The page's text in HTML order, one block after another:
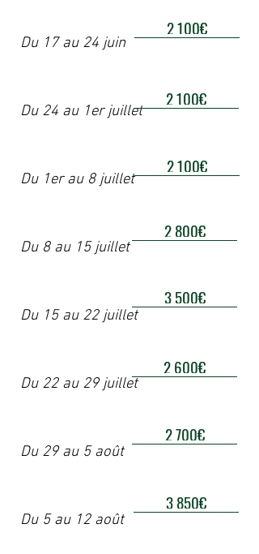
Du 17 au 24 juin
Du 24 au 1er juillet
Du 1er au 8 juillet
Du 8 au 15 juillet
Du 15 au 22 juillet
Du 22 au 29 juillet
Du 29 au 5 août
Du 5 au 12 août
2 100€
2 100€
2 100€
2 800€
3 500€
2 600€
2 700€
3 850€